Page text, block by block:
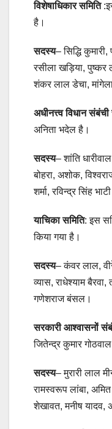
विशेषाधिकार समिति
है।
सदस्य– सिद्धि
रसीला खड़िया, पुष्कर
शंकर लाल डेचा,
अधीनत्त्व विधान संबंची
अनिता भदेल है।
सदस्य– शांति
बोहरा, अशोक,
शर्मा, रविन्द्र सिंह
याचिका समिति: इस
किया गया है।
सदस्य– कंवर लाल,
व्यास, राधेश्याम
गणेशराज बंसल।
सरकारी आश्वासनों
जितेन्द्र कुमार
सदस्य– मुरारी लाल
रामस्वरूप लांबा,
शेखावत, मनीष यादव,